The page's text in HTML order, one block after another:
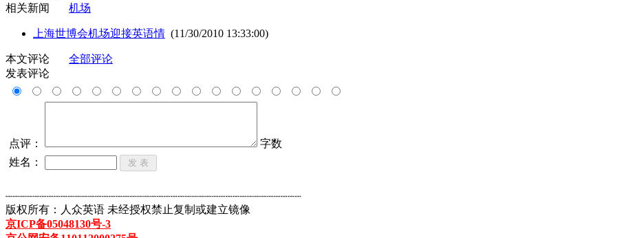
相关新闻
机场
上海世博会机场迎接英语情 (11/30/2010 13:33:00)
本文评论
全部评论
发表评论
点评：
字数
姓名：
┈┈┈┈┈┈┈┈┈┈┈┈┈┈┈┈┈┈┈┈┈┈┈┈┈┈┈┈┈┈┈┈┈┈┈┈┈┈┈┈┈┈┈
版权所有：人众英语 未经授权禁止复制或建立镜像
京ICP备05048130号-3